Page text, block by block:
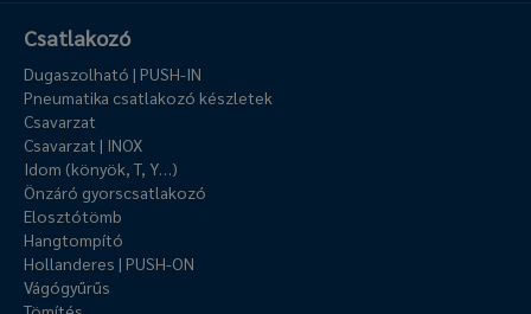
Csatlakozó
Dugaszolható | PUSH-IN
Pneumatika csatlakozó készletek
Csavarzat
Csavarzat | INOX
Idom (könyök, T, Y…)
Önzáró gyorscsatlakozó
Elosztótömb
Hangtompító
Hollanderes | PUSH-ON
Vágógyűrűs